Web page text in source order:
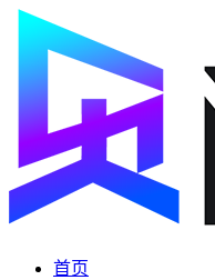
首页